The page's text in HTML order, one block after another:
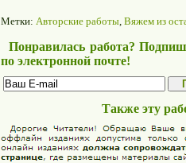
Метки: Авторские работы, Вяжем из
Понравилась работа?
по электронной почте!
Также эту